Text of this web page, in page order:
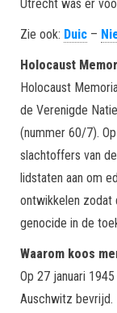
Utrecht was er
Zie ook: Duic –
Holocaust
Holocaust
de Verenigde
(nummer 60/7).
slachtoffers van
lidstaten aan om
ontwikkelen zodat
genocide in de
Waarom koos
Op 27 januari
Auschwitz